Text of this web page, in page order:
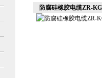
防腐硅橡胶电缆ZR-